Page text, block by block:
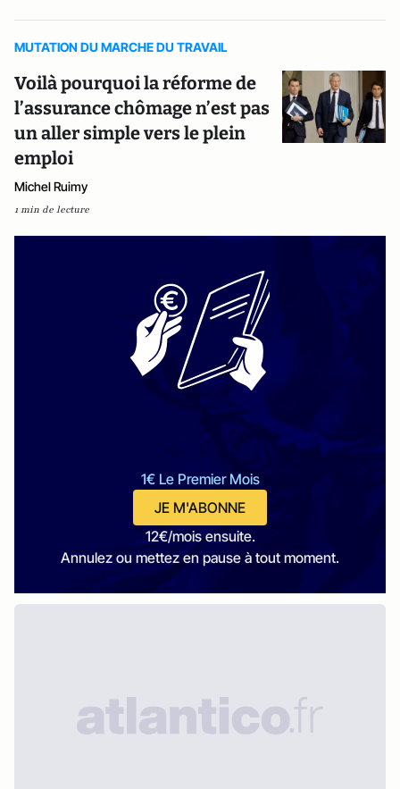
MUTATION DU MARCHE DU TRAVAIL
Voilà pourquoi la réforme de
l’assurance chômage n’est pas
un aller simple vers le plein
emploi
Michel Ruimy
1 min de lecture
1€ Le Premier Mois
JE M'ABONNE
12€/mois ensuite.
Annulez ou mettez en pause à tout moment.